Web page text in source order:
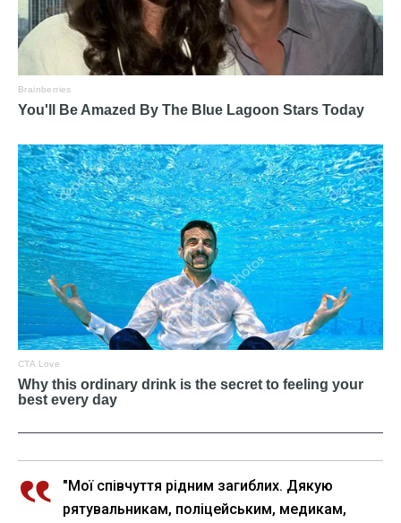
"Мої співчуття рідним загиблих. Дякую
рятувальникам, поліцейським, медикам,